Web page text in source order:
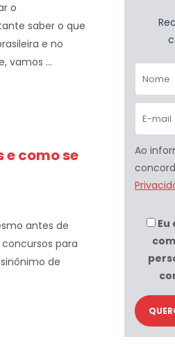
o
saber o que
e no
vamos ...
como se
antes de
para
de
Ao